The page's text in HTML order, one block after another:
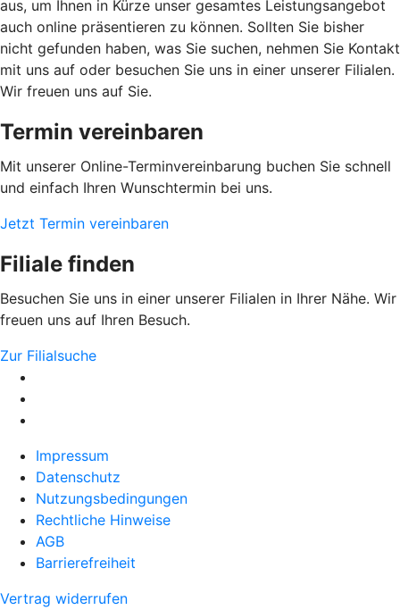
aus, um Ihnen in Kürze unser gesamtes Leistungsangebot
auch online präsentieren zu können. Sollten Sie bisher
nicht gefunden haben, was Sie suchen, nehmen Sie Kontakt
mit uns auf oder besuchen Sie uns in einer unserer Filialen.
Wir freuen uns auf Sie.
Termin vereinbaren
Mit unserer Online-Terminvereinbarung buchen Sie schnell
und einfach Ihren Wunschtermin bei uns.
Jetzt Termin vereinbaren
Filiale finden
Besuchen Sie uns in einer unserer Filialen in Ihrer Nähe. Wir
freuen uns auf Ihren Besuch.
Zur Filialsuche
Impressum
Datenschutz
Nutzungsbedingungen
Rechtliche Hinweise
AGB
Barrierefreiheit
Vertrag widerrufen